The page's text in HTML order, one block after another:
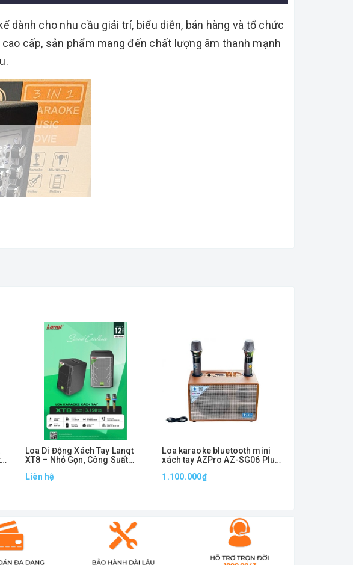
dành cho nhu cầu giải trí, biểu diễn, bán hàng và tổ chức
cấp, sản phẩm mang đến chất lượng âm thanh mạnh
Loa Di Động Xách Tay Lanqt
XT8 – Nhỏ Gọn, Công Suất
Liên hệ
Loa karaoke bluetooth mini
xách tay AZPro AZ-SG06 Plus
1.100.000₫